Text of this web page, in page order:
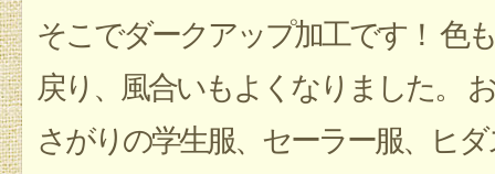
そこでダークアップ加工です！ 色も
戻り、風合いもよくなりました。 お
さがりの学生服、セーラー服、ヒダ